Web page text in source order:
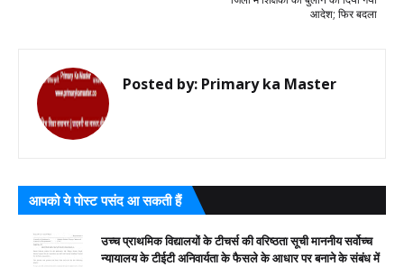
आदेश; फिर बदला
Posted by: Primary ka Master
आपको ये पोस्ट पसंद आ सकती हैं
उच्च प्राथमिक विद्यालयों के टीचर्स की वरिष्ठता सूची माननीय सर्वोच्च
न्यायालय के टीईटी अनिवार्यता के फैसले के आधार पर बनाने के संबंध में